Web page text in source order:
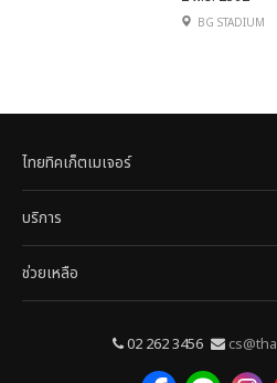
BG STADIUM
ไทยทิคเก็ตเมเจอร์
บริการ
ช่วยเหลือ
02 262 3456